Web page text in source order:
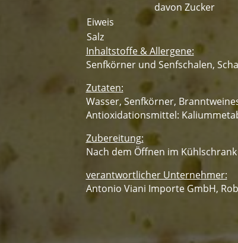
davon Zucker
Eiweis
Salz
Inhaltstoffe & Allergene:
Senfkörner und Senfschalen,
Zutaten:
Wasser, Senfkörner,
Antioxidationsmittel:
Zubereitung:
Nach dem Öffnen im
verantwortlicher Unternehmer:
Antonio Viani Importe GmbH,